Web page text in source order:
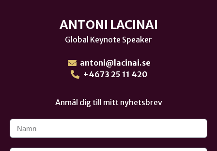
ANTONI LACINAI
Global Keynote Speaker
antoni@lacinai.se
+4673 25 11 420
Anmäl dig till mitt nyhetsbrev